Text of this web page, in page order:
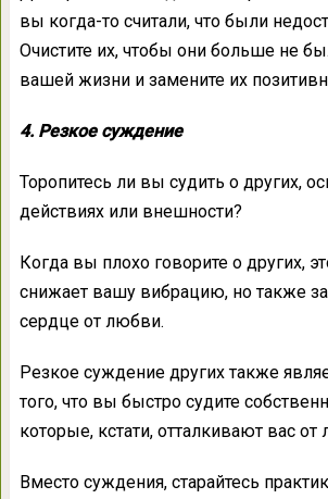
вы когда-то считали, что были
Очистите их, чтобы они больше не
вашей жизни и замените их
4. Резкое суждение
Торопитесь ли вы судить о других,
действиях или внешности?
Когда вы плохо говорите о других,
снижает вашу вибрацию, но также
сердце от любви.
Резкое суждение других также
того, что вы быстро судите
которые, кстати, отталкивают вас от
Вместо суждения, старайтесь